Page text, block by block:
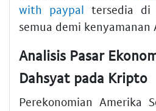
with paypal tersedia di
semua demi kenyamanan
Analisis Pasar
Dahsyat pada Kripto
Perekonomian Amerika